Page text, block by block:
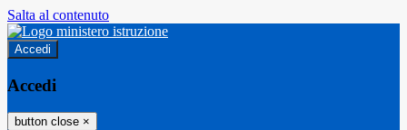
Salta al contenuto
Accedi
Accedi
button close ×